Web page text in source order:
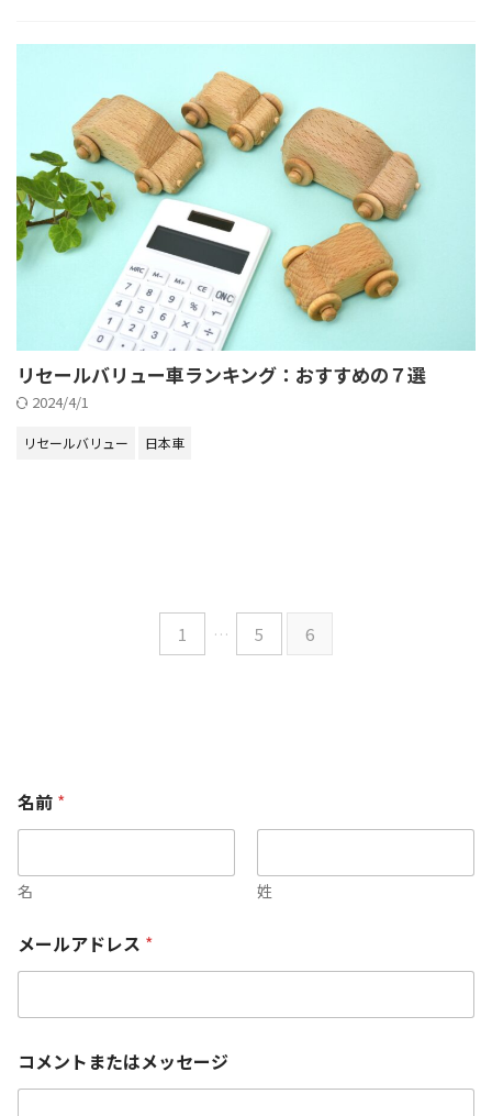
リセールバリュー車ランキング：おすすめの７選
2024/4/1
リセールバリュー 日本車
1 … 5 6
名前 *
名 姓
メールアドレス *
コメントまたはメッセージ